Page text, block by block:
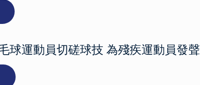
球運動員切磋球技 為殘疾運動員發聲